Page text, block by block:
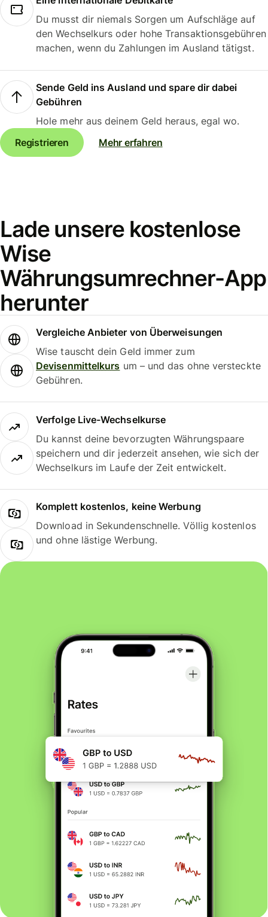
Du musst dir niemals Sorgen um Aufschläge auf
den Wechselkurs oder hohe Transaktionsgebühren
machen, wenn du Zahlungen im Ausland tätigst.
Sende Geld ins Ausland und spare dir dabei
Gebühren
Hole mehr aus deinem Geld heraus, egal wo.
Registrieren
Mehr erfahren
Lade unsere kostenlose
Wise
Währungsumrechner-App
herunter
Vergleiche Anbieter von Überweisungen
Wise tauscht dein Geld immer zum
Devisenmittelkurs um – und das ohne versteckte
Gebühren.
Verfolge Live-Wechselkurse
Du kannst deine bevorzugten Währungspaare
speichern und dir jederzeit ansehen, wie sich der
Wechselkurs im Laufe der Zeit entwickelt.
Komplett kostenlos, keine Werbung
Download in Sekundenschnelle. Völlig kostenlos
und ohne lästige Werbung.